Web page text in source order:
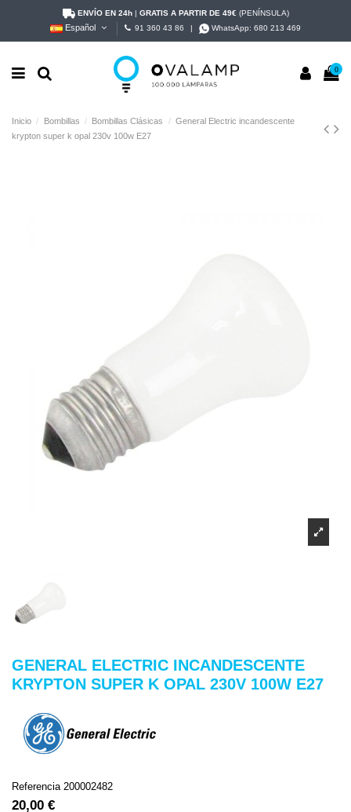
ENVÍO EN 24h| GRATIS A PARTIR DE 49€ (PENÍNSULA)
Español 91 360 43 86 WhatsApp:680 213 469
0
Inicio Bombillas Bombillas Clásicas
General Electric incandescente
krypton super k opal 230v 100w E27
GENERAL ELECTRIC INCANDESCENTE
KRYPTON SUPER K OPAL 230V 100W E27
Referencia 200002482
20,00 €